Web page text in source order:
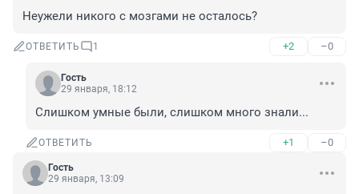
Неужели никого с мозгами не осталось?
ОТВЕТИТЬ 1 +2 –0
Гость
29 января, 18:12
Слишком умные были, слишком много знали...
ОТВЕТИТЬ +1 –0
Гость
29 января, 13:09